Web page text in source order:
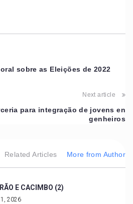
sobre as Eleições de 2022
Next article
para integração de jovens en
genheiros
Related Articles More from Author
E CACIMBO (2)
2026